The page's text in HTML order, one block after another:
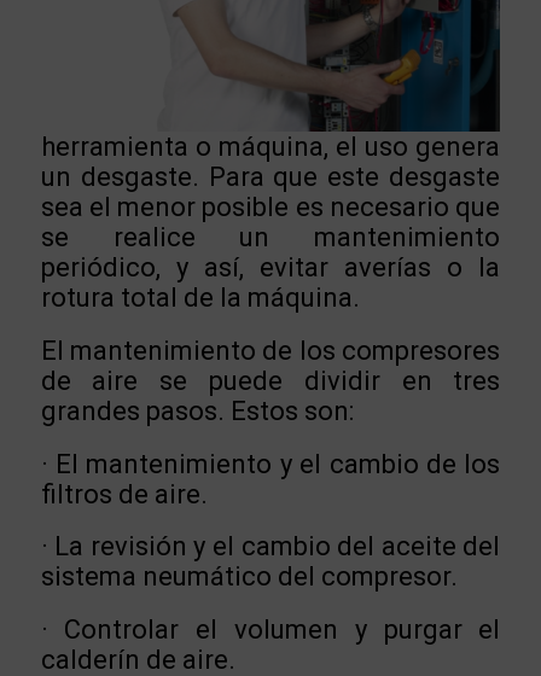
herramienta o máquina, el uso genera
un desgaste. Para que este desgaste
sea el menor posible es necesario que
se realice un mantenimiento
periódico, y así, evitar averías o la
rotura total de la máquina.
El mantenimiento de los compresores
de aire se puede dividir en tres
grandes pasos. Estos son:
· El mantenimiento y el cambio de los
filtros de aire.
· La revisión y el cambio del aceite del
sistema neumático del compresor.
· Controlar el volumen y purgar el
calderín de aire.